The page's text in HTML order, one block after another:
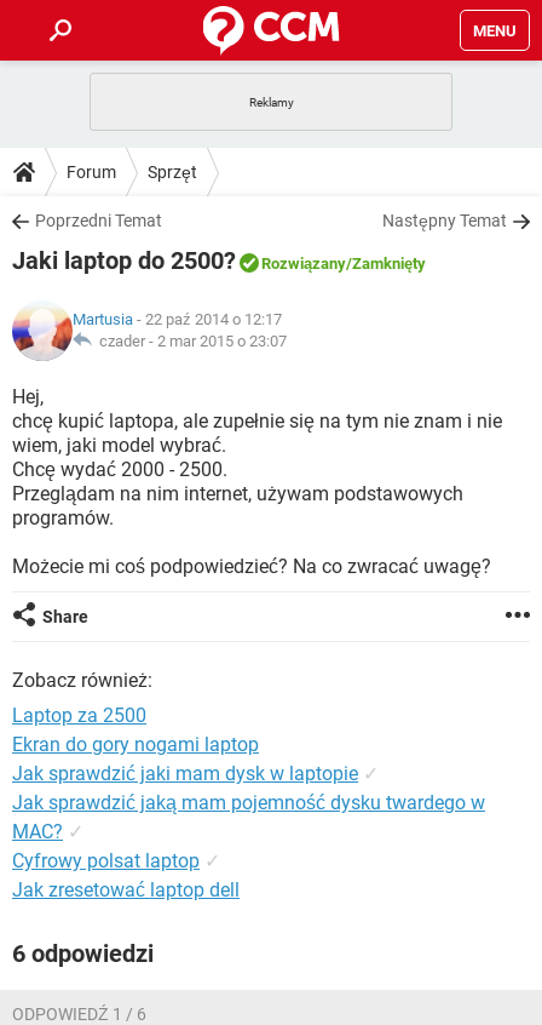
MENU
GRY
SPOTIFY
INSTAGRAM FACEBOOK
PORADY
PlayStation
INSTAGRAM
WINDOWS 10
DO POBRANIA
ANDROID TIKTOK
IOS
INSTAGRAM
WINDOWS 10
COVID-19
GRY
SPOTIFY
INSTAGRAM
WINDOWS 10
ARTYKUŁY
COVID-19
GRY WHATSAPP
SPOTIFY
INSTAGRAM FACEBOOK
Forum Sprzęt
Poprzedni Temat Następny Temat
Jaki laptop do 2500? Rozwiązany/Zamknięty
Martusia - 22 paź 2014 o 12:17
czader - 2 mar 2015 o 23:07
Hej,
chcę kupić laptopa, ale zupełnie się na tym nie znam i nie
wiem, jaki model wybrać.
Chcę wydać 2000 - 2500.
Przeglądam na nim internet, używam podstawowych
programów.
Możecie mi coś podpowiedzieć? Na co zwracać uwagę?
Share
Zobacz również:
Laptop za 2500
Ekran do gory nogami laptop
Jak sprawdzić jaki mam dysk w laptopie ✓
Jak sprawdzić jaką mam pojemność dysku twardego w
MAC? ✓
Cyfrowy polsat laptop ✓
Jak zresetować laptop dell
6 odpowiedzi
ODPOWIEDŹ 1 / 6